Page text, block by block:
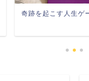
奇跡を起こす人生ゲ